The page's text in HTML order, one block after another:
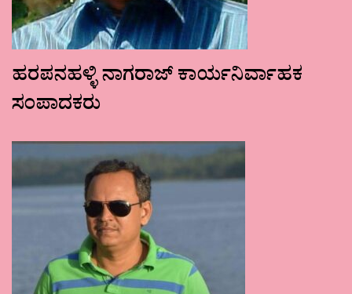
ಹರಪನಹಳ್ಳಿ ನಾಗರಾಜ್ ಕಾರ್ಯನಿರ್ವಾಹಕ
ಸಂಪಾದಕರು